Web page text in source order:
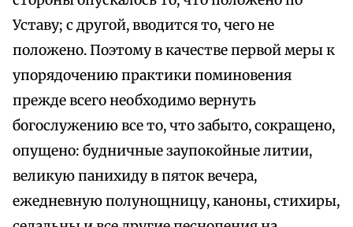
Уставу; с другой, вводится то, чего не
положено. Поэтому в качестве первой меры к
упорядочению практики поминовения
прежде всего необходимо вернуть
богослужению все то, что забыто, сокращено,
опущено: будничные заупокойные литии,
великую панихиду в пяток вечера,
ежедневную полунощницу, каноны, стихиры,